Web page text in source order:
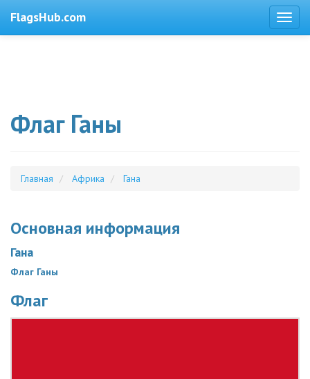
FlagsHub.com
Флаг Ганы
Главная Африка Гана
Основная информация
Гана
Флаг Ганы
Флаг